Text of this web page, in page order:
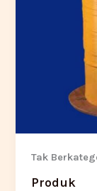
Tak
Produk